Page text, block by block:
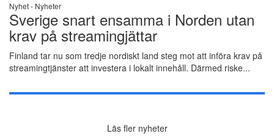
Nyhet - Nyheter
Sverige snart ensamma i Norden utan
krav på streamingjättar
Finland tar nu som tredje nordiskt land steg mot att införa krav på
streamingtjänster att investera i lokalt innehåll. Därmed riske...
Läs fler nyheter